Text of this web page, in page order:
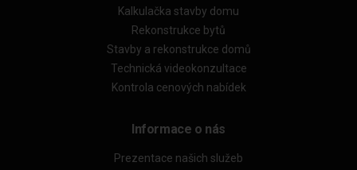
Kalkulačka stavby domu
Rekonstrukce bytů
Stavby a rekonstrukce domů
Technická videokonzultace
Kontrola cenových nabídek
Informace o nás
Prezentace našich služeb